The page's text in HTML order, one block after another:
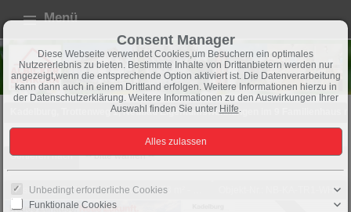
Menü
Kadelburg, Trottenweg 1, Neubau Eigentumswohnungen im 9
3 Zi. OG mit Balkon ca. 73 m² - Wohnung 5 - Trottenweg 1, 79790
1 Objekte gefunden
Sortieren nach -- bitte wählen --
Objekt-Nr.: NB-KA-TR1-WH5
Consent Manager
Diese Webseite verwendet Cookies,um Besuchern ein optimales
Nutzererlebnis zu bieten. Bestimmte Inhalte von Drittanbietern werden nur
angezeigt,wenn die entsprechende Option aktiviert ist. Die Datenverarbeitung
kann dann auch in einem Drittland erfolgen. Weitere Informationen hierzu in
der Datenschutzerklärung. Weitere Informationen zu den Auswirkungen Ihrer
Auswahl finden Sie unter Hilfe.
Unbedingt erforderliche Cookies
Funktionale Cookies